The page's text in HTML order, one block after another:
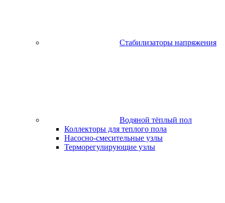
Стабилизаторы напряжения
Водяной тёплый пол
Коллекторы для теплого пола
Насосно-смесительные узлы
Терморегулирующие узлы